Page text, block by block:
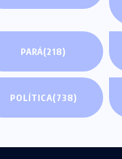
PARÁ(218)
POLÍTICA(738)